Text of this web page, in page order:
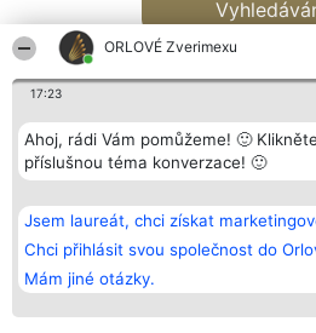
ORLOVÉ Zverimexu
17:23
Ahoj, rádi Vám pomůžeme! 🙂
příslušnou téma konverzace! 🙂
Jsem laureát, chci získat
Chci přihlásit svou společnost do
Mám jiné otázky.
Bright Side Solutions sp. z o.
o. sp. k.
ul. Ruska 22
Wrocław 50-079
KRS 0000749100 | Regon
381313360 | NIP 8943132676
Vítězové
Seznam všech
laureátů
Zásady
Zásady